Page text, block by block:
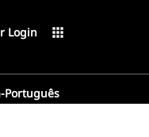
Login apps
Português